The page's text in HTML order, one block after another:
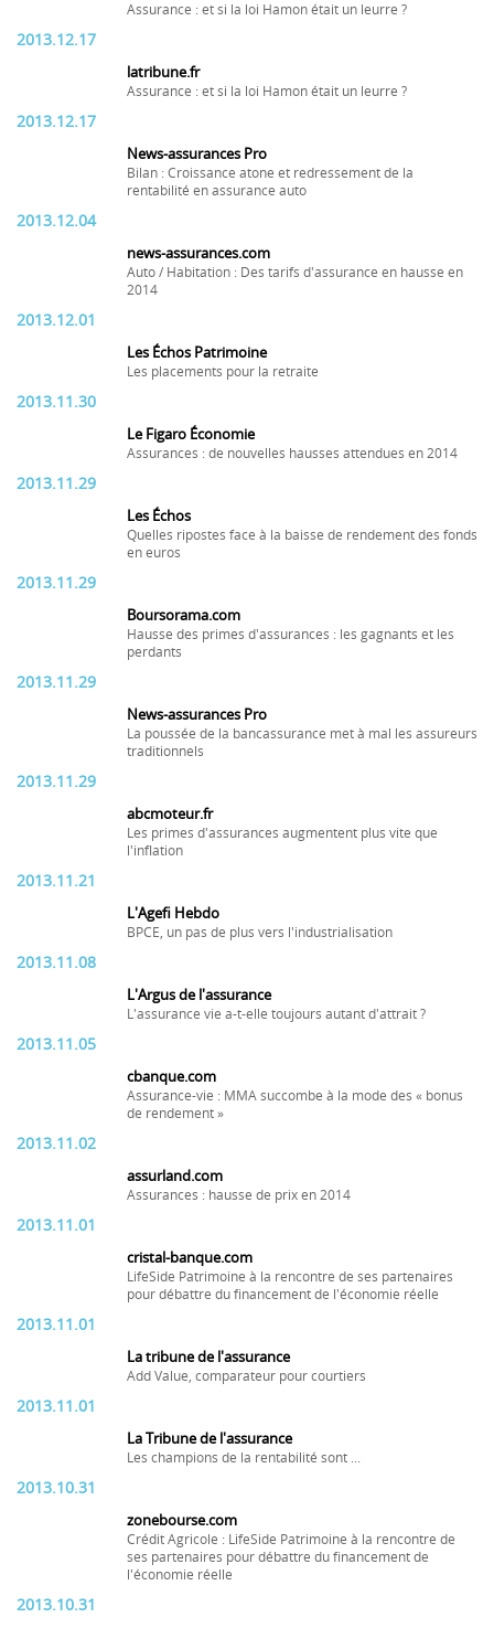
Assurance : et si la loi Hamon était un leurre ?
2013.12.17
latribune.fr
Assurance : et si la loi Hamon était un leurre ?
2013.12.17
News-assurances Pro
Bilan : Croissance atone et redressement de la
rentabilité en assurance auto
2013.12.04
news-assurances.com
Auto / Habitation : Des tarifs d'assurance en hausse en
2014
2013.12.01
Les Échos Patrimoine
Les placements pour la retraite
2013.11.30
Le Figaro Économie
Assurances : de nouvelles hausses attendues en 2014
2013.11.29
Les Échos
Quelles ripostes face à la baisse de rendement des fonds
en euros
2013.11.29
Boursorama.com
Hausse des primes d'assurances : les gagnants et les
perdants
2013.11.29
News-assurances Pro
La poussée de la bancassurance met à mal les assureurs
traditionnels
2013.11.29
abcmoteur.fr
Les primes d'assurances augmentent plus vite que
l'inflation
2013.11.21
L'Agefi Hebdo
BPCE, un pas de plus vers l'industrialisation
2013.11.08
L'Argus de l'assurance
L'assurance vie a-t-elle toujours autant d'attrait ?
2013.11.05
cbanque.com
Assurance-vie : MMA succombe à la mode des « bonus
de rendement »
2013.11.02
assurland.com
Assurances : hausse de prix en 2014
2013.11.01
cristal-banque.com
LifeSide Patrimoine à la rencontre de ses partenaires
pour débattre du financement de l'économie réelle
2013.11.01
La tribune de l'assurance
Add Value, comparateur pour courtiers
2013.11.01
La Tribune de l'assurance
Les champions de la rentabilité sont ...
2013.10.31
zonebourse.com
Crédit Agricole : LifeSide Patrimoine à la rencontre de
ses partenaires pour débattre du financement de
l'économie réelle
2013.10.31